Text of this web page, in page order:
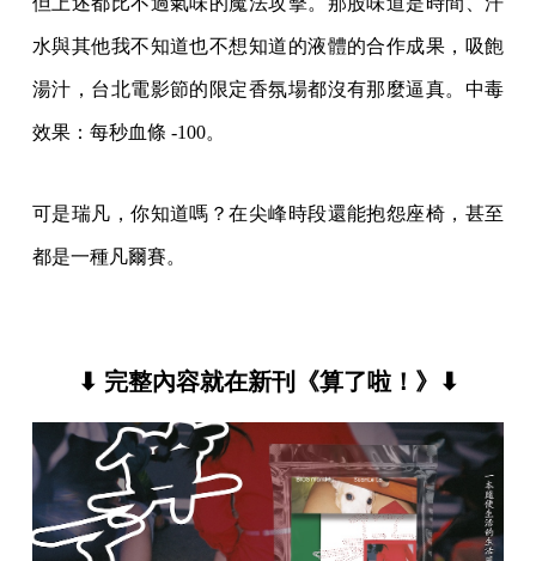
水與其他我不知道也不想知道的液體的合作成果，吸飽
湯汁，台北電影節的限定香氛場都沒有那麼逼真。中毒
效果：每秒血條 -100。
可是瑞凡，你知道嗎？在尖峰時段還能抱怨座椅，甚至
都是一種凡爾賽。
⬇ 完整內容就在新刊《算了啦！》⬇